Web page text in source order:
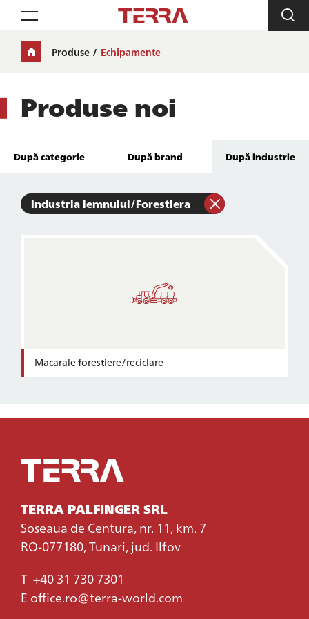
Toggle navigation
Produse Echipamente
Produse noi
După categorie După brand După industrie
Industria lemnului/Forestiera
Macarale forestiere/reciclare
TERRA PALFINGER SRL
Soseaua de Centura, nr. 11, km. 7
RO-077180, Tunari, jud. Ilfov
T +40 31 730 7301
E office.ro@terra-world.com